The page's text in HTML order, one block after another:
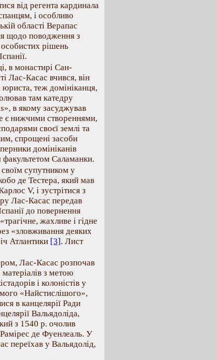
від регента кардинала
і особливо
області Верапас
щодо поводження з
рішень
в монастирі Сан-
Лас-Касас вчився, він
теж домініканця,
там катедру
в якому засуджував
є нижчими створеннями,
своєї землі та
спрощені засоби
домініканів
факультетом Саламанки.
супутником у
де Тестера, який мав
V, і зустрітися з
Лас-Касас передав
до повернення
жахливе і гідне
«зловживання деяких
Атлантики [3]. Лист
Лас-Касас розпочав
з метою
і колоністів у
«Найстислішого»,
в канцелярії Ради
Вальядоліда,
з 1540 р. очолив
де Фуенлеаль. У
переїхав у Вальядолід,